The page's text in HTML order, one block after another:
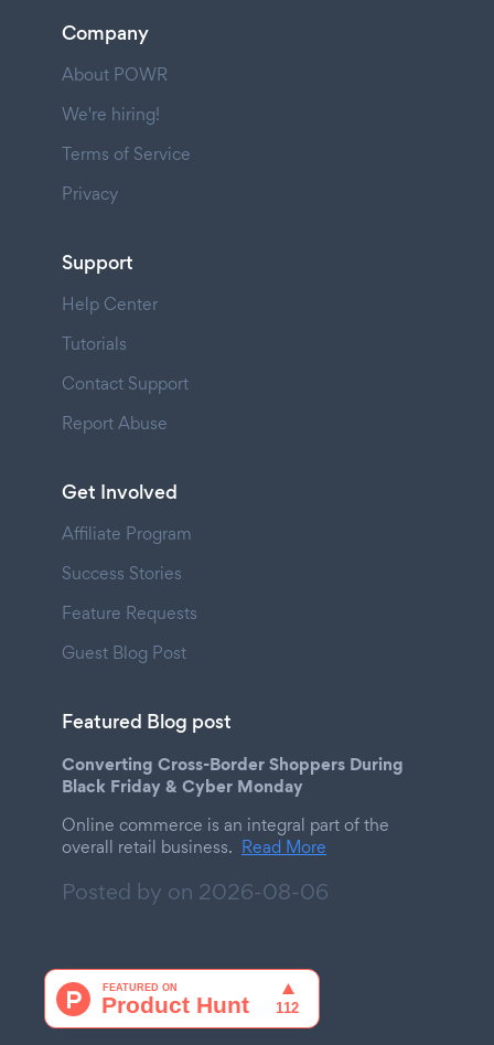
Company
About POWR
We're hiring!
Terms of Service
Privacy
Support
Help Center
Tutorials
Contact Support
Report Abuse
Get Involved
Affiliate Program
Success Stories
Feature Requests
Guest Blog Post
Featured Blog post
Converting Cross-Border Shoppers During
Black Friday & Cyber Monday
Online commerce is an integral part of the
overall retail business. Read More
Posted by on 2026-08-06